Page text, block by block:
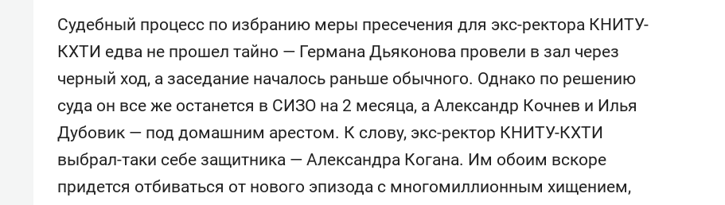
Судебный процесс по избранию меры пресечения для экс-ректора КНИТУ-
КХТИ едва не прошел тайно — Германа Дьяконова провели в зал через
черный ход, а заседание началось раньше обычного. Однако по решению
суда он все же останется в СИЗО на 2 месяца, а Александр Кочнев и Илья
Дубовик — под домашним арестом. К слову, экс-ректор КНИТУ-КХТИ
выбрал-таки себе защитника — Александра Когана. Им обоим вскоре
придется отбиваться от нового эпизода с многомиллионным хищением,
Элитный уровень в деталях
и бренд застройщика как
гарант качества: как
«Баркли» усиливает
«Резиденцию ДАН»
«Гуксуми»: «Наша задача –
стать местом встречи всех
фанатов Азии»
Психотерапевт «Фороса»:
«Директорский невроз» –
когда человек не считает
стрессом»